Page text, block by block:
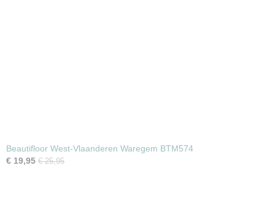
Beautifloor West-Vlaanderen Waregem BTM574
€ 19,95 € 25,95